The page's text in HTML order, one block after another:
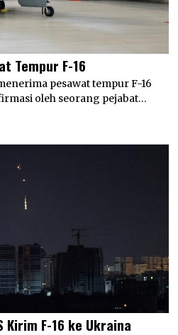
Tempur F-16
pesawat tempur F-16
oleh seorang pejabat…
Kirim F-16 ke Ukraina